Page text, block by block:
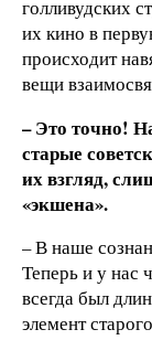
голливудских
их кино в
происходит
вещи
– Это точно!
старые
их взгляд,
«экшена».
– В наше
Теперь и у нас
всегда был
элемент